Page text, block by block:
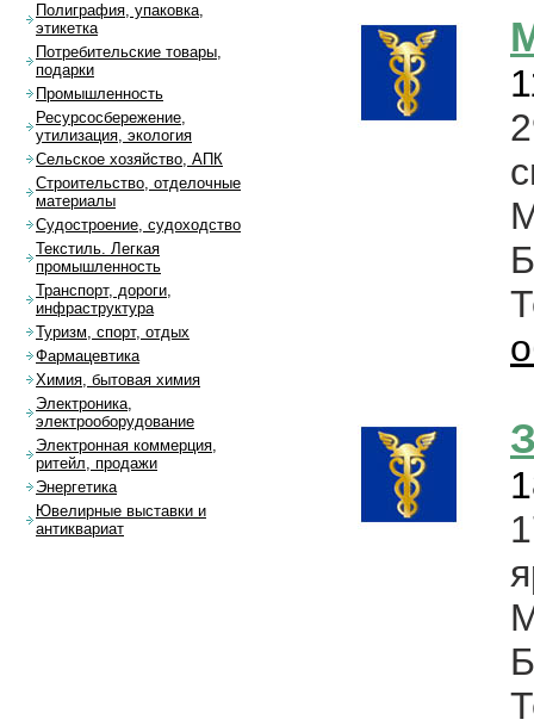
Полиграфия, упаковка,
этикетка
Потребительские товары,
подарки
Промышленность
Ресурсосбережение,
утилизация, экология
Сельское хозяйство, АПК
Строительство, отделочные
материалы
Судостроение, судоходство
Текстиль. Легкая
промышленность
Транспорт, дороги,
инфраструктура
Туризм, спорт, отдых
Фармацевтика
Химия, бытовая химия
Электроника,
электрооборудование
Электронная коммерция,
ритейл, продажи
Энергетика
Ювелирные выставки и
антиквариат